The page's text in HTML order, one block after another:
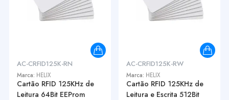
AC-CRFID125K-RN
Marca: HELIX
Cartão RFID 125KHz de
Leitura 64Bit EEProm
AC-CRFID125K-RW
Marca: HELIX
Cartão RFID 125KHz de
Leitura e Escrita 512Bit